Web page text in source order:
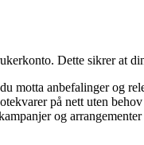
Dette sikrer at
motta anbefalinger og
på nett uten
og